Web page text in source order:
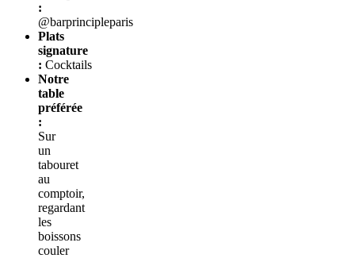
:
@barprincipleparis
Plats
signature
: Cocktails
Notre
table
préférée
:
Sur
un
tabouret
au
comptoir,
regardant
les
boissons
couler